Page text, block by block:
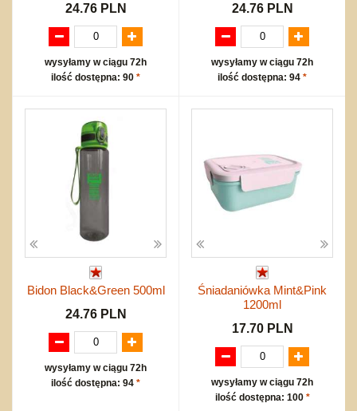
24.76 PLN
wysyłamy w ciągu 72h
ilość dostępna: 90 *
24.76 PLN
wysyłamy w ciągu 72h
ilość dostępna: 94 *
Bidon Black&Green 500ml
24.76 PLN
wysyłamy w ciągu 72h
ilość dostępna: 94 *
Śniadaniówka Mint&Pink
1200ml
17.70 PLN
wysyłamy w ciągu 72h
ilość dostępna: 100 *